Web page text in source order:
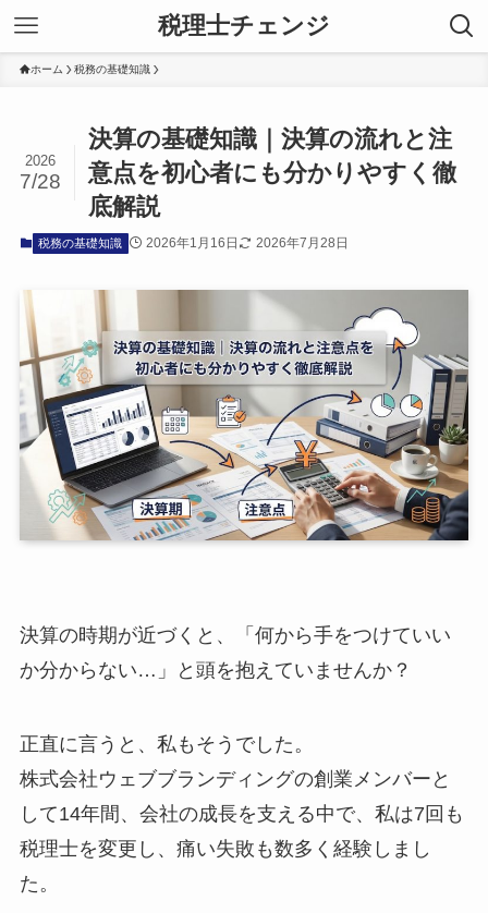
税理士チェンジ
ホーム 税務の基礎知識
決算の基礎知識｜決算の流れと注
意点を初心者にも分かりやすく徹
底解説
2026
7/28
税務の基礎知識 2026年1月16日 2026年7月28日
決算の時期が近づくと、「何から手をつけていい
か分からない…」と頭を抱えていませんか？
正直に言うと、私もそうでした。
株式会社ウェブブランディングの創業メンバーと
して14年間、会社の成長を支える中で、私は7回も
税理士を変更し、痛い失敗も数多く経験しまし
た。